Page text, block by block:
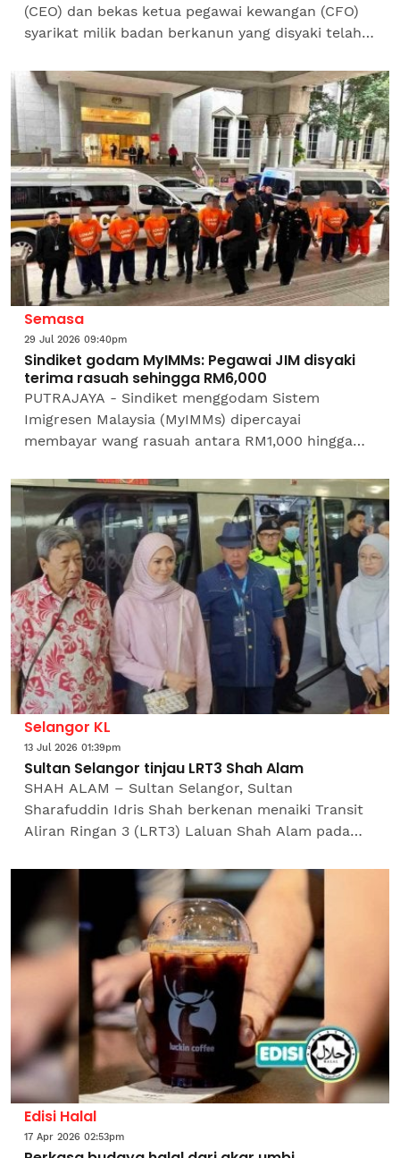
(CEO) dan bekas ketua pegawai kewangan (CFO)
syarikat milik badan berkanun yang disyaki telah
saham dua buah...
Semasa
29 Jul 2026 09:40pm
Sindiket godam MyIMMs: Pegawai JIM disyaki
terima rasuah sehingga RM6,000
PUTRAJAYA - Sindiket menggodam Sistem
Imigresen Malaysia (MyIMMs) dipercayai
membayar wang rasuah antara RM1,000 hingga
Imigresen Malaysia (JIM) kerana dipercayai...
Selangor KL
13 Jul 2026 01:39pm
Sultan Selangor tinjau LRT3 Shah Alam
SHAH ALAM – Sultan Selangor, Sultan
Sharafuddin Idris Shah berkenan menaiki Transit
Aliran Ringan 3 (LRT3) Laluan Shah Alam pada
pengangkutan awam moden yang...
Edisi Halal
17 Apr 2026 02:53pm